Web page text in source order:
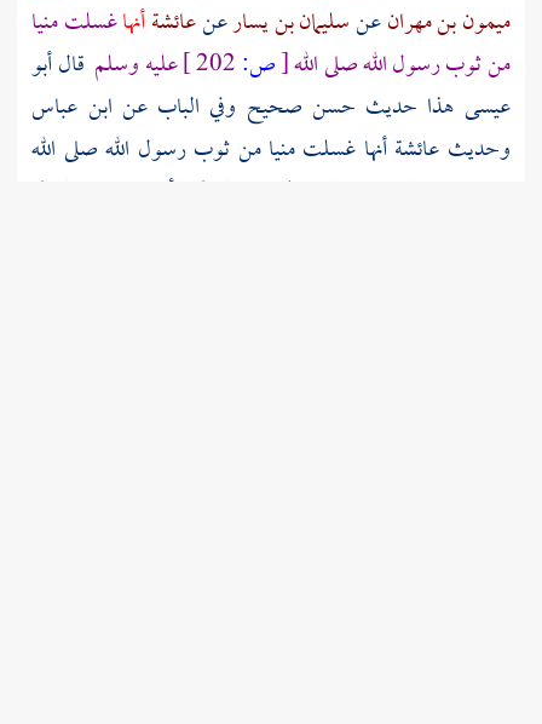
ميمون بن مهرانعنسليمان بن يسارعنعائشةأنهاغسلت منيا
من ثوب رسول الله صلى الله[ص: عليه وسلم قال أبو
عيسى هذا حديث حسن صحيح وفي الباب عن ابن عباس
وحديث عائشةأنها غسلت منيا من ثوب رسول الله صلى الله
عليه وسلم ليس بمخالف لحديث الفرك لأنه وإن كان الفرك